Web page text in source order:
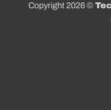
Copyright 2026 ©